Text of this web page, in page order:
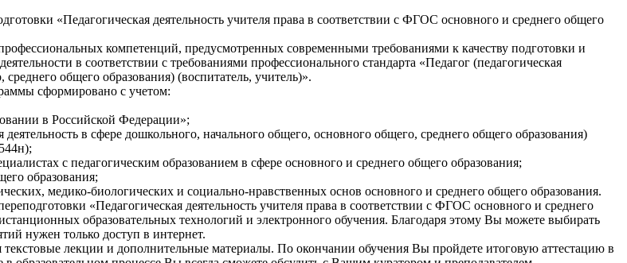
«Педагогическая деятельность учителя права в соответствии с ФГОС основного и среднего общего
компетенций, предусмотренных современными требованиями к качеству подготовки и
в соответствии с требованиями профессионального стандарта «Педагог (педагогическая
общего образования) (воспитатель, учитель)».
сформировано с учетом:
в Российской Федерации»;
в сфере дошкольного, начального общего, основного общего, среднего общего образования)
с педагогическим образованием в сфере основного и среднего общего образования;
образования;
медико-биологических и социально-нравственных основ основного и среднего общего образования.
«Педагогическая деятельность учителя права в соответствии с ФГОС основного и среднего
образовательных технологий и электронного обучения. Благодаря этому Вы можете выбирать
нужен только доступ в интернет.
лекции и дополнительные материалы. По окончании обучения Вы пройдете итоговую аттестацию в